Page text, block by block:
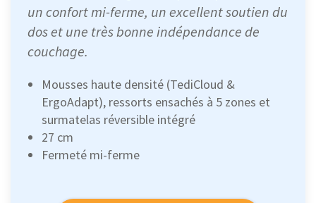
un confort mi-ferme, un excellent soutien du
dos et une très bonne indépendance de
couchage.
Mousses haute densité (TediCloud &
ErgoAdapt), ressorts ensachés à 5 zones et
surmatelas réversible intégré
27 cm
Fermeté mi-ferme